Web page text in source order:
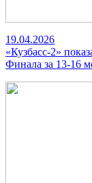
19.04.2026
«Кузбасс-2»
Финала за 13-16